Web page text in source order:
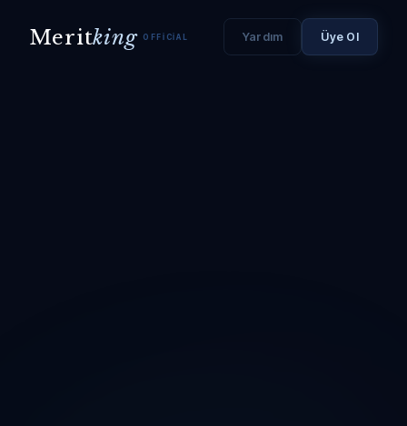
Meritking OFFICIAL Yardım Üye Ol